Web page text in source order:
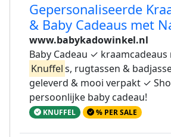
Gepersonaliseerde
& Baby Cadeaus met
www.babykadowinkel.nl
Baby Cadeau ✓
Knuffels, rugtassen &
geleverd & mooi verpakt ✓
persoonlijke baby cadeau!
KNUFFEL % PER SALE